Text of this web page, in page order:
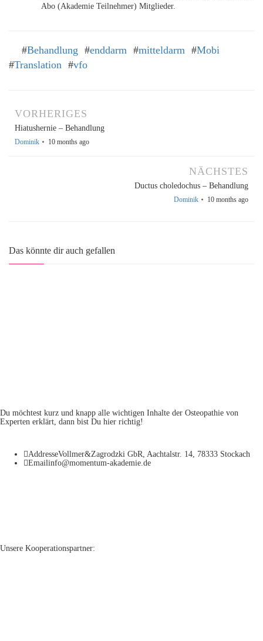
Diaphragma cervicale
Sphinkter – Palpation/Orientierung
Dominik
Omenti – Theorie
Magen – Hypoaktivität Behandlung
Abo (Akademie Teilnehmer) Mitglieder.
#Behandlung #enddarm #mitteldarm #Mobi
#Translation #vfo
VORHERIGES
Hiatushernie – Behandlung
Dominik 10 months ago
NÄCHSTES
Ductus choledochus – Behandlung
Dominik 10 months ago
Das könnte dir auch gefallen
Du möchtest kurz und knapp alle wichtigen Inhalte der Osteopathie von
Experten erklärt, dann bist Du hier richtig!
AddresseVollmer&Zagrodzki GbR, Aachtalstr. 14, 78333 Stockach
Emailinfo@momentum-akademie.de
Unsere Kooperationspartner: